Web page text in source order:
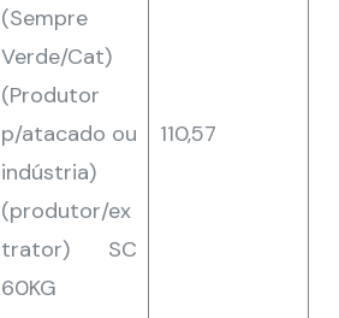
(Sempre
Verde/Cat)
(Produtor
p/atacado ou
indústria)
(produtor/ex
trator) SC
60KG
110,57